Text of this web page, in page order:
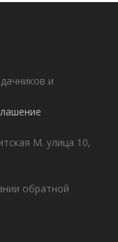
и
М. улица 10,
обратной